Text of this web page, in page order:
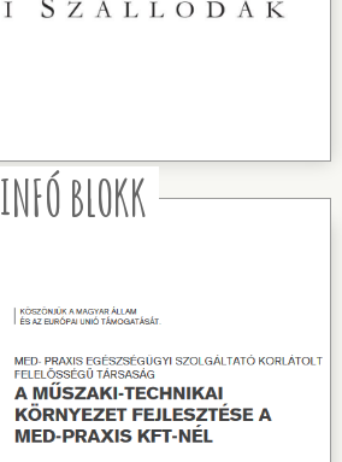
INFÓ BLOKK